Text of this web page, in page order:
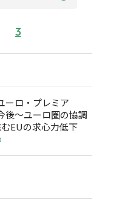
3
ーロ・プレミア
後～ユーロ圏の協調
EUの求心力低下